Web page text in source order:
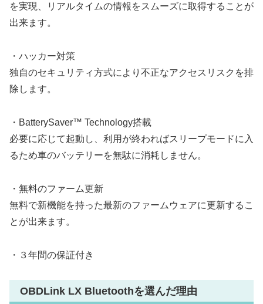
を実現、リアルタイムの情報をスムーズに取得することが
出来ます。
・ハッカー対策
独自のセキュリティ方式により不正なアクセスリスクを排
除します。
・BatterySaver™ Technology搭載
必要に応じて起動し、利用が終わればスリープモードに入
るため車のバッテリーを無駄に消耗しません。
・無料のファーム更新
無料で新機能を持った最新のファームウェアに更新するこ
とが出来ます。
・３年間の保証付き
OBDLink LX Bluetoothを選んだ理由